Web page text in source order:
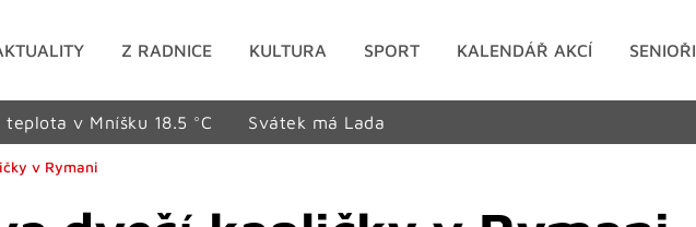
Z RADNICE KULTURA SPORT KALENDÁŘ AKCÍ SENIOŘI
teplota v Mníšku 18.5 °C Svátek má Lada
v Rymani